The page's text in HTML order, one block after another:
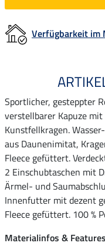
Verfügbarkeit im
Sportlicher, gesteppter
verstellbarer Kapuze
Kunstfellkragen.
aus Daunenimitat,
Fleece gefüttert.
2 Einschubtaschen mit
Ärmel- und
Innenfutter mit dezent
Fleece gefüttert. 100 %
Materialinfos &